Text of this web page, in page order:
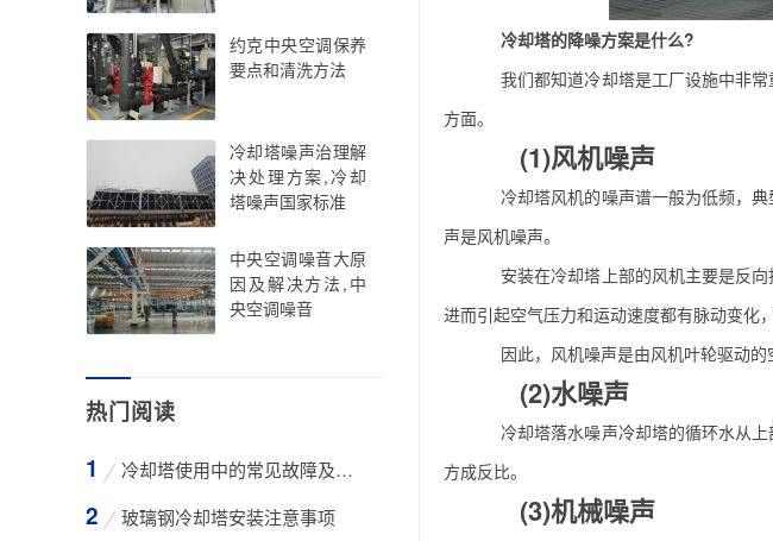
约克中央空调保养
要点和清洗方法
冷却塔噪声治理解
决处理方案,冷却
塔噪声国家标准
中央空调噪音大原
因及解决方法,中
央空调噪音
热门阅读
冷却塔使用中的常见故障及维修方法
玻璃钢冷却塔安装注意事项
冷却塔的降噪方案是什么?
我们都知道冷却塔是工厂设施中非常
方面。
(1)风机噪声
冷却塔风机的噪声谱一般为低频，
声是风机噪声。
安装在冷却塔上部的风机主要是反向
进而引起空气压力和运动速度都有脉动变化
因此，风机噪声是由风机叶轮驱动的
(2)水噪声
冷却塔落水噪声冷却塔的循环水从上
方成反比。
(3)机械噪声